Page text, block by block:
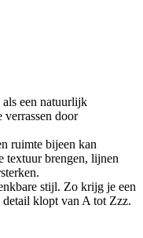
een natuurlijk
verrassen door
ruimte bijeen kan
textuur brengen, lijnen
stijl. Zo krijg je een
klopt van A tot Zzz.